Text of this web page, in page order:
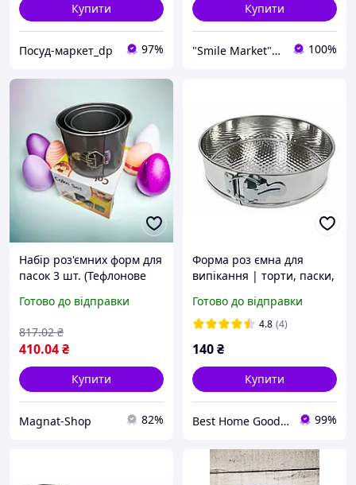
Купити
Посуд-маркет_dp 97%
Купити
"Smile Market" інтернет-магазин 100%
Набір роз'ємних форм для
пасок 3 шт. (Тефлонове
Готово до відправки
410.04₴
817.02 ₴
Купити
Magnat-Shop 82%
Форма роз ємна для
випікання | торти, паски,
21 см, висота 6,5 см,
алюміній, знімне дно
Готово до відправки
4.8 (4)
140₴
Купити
Best Home Goods - "Кращі товари для дому, подарунки, дрібниці" 99%